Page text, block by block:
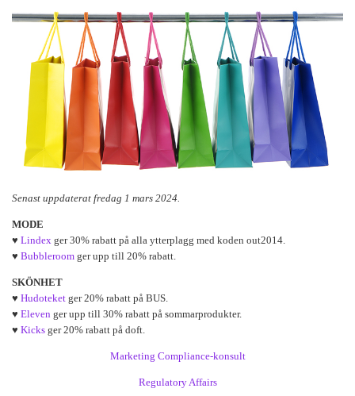
Senast uppdaterat fredag 1 mars 2024.
MODE
♥ Lindex ger 30% rabatt på alla ytterplagg med koden out2014.
♥ Bubbleroom ger upp till 20% rabatt.
SKÖNHET
♥ Hudoteket ger 20% rabatt på BUS.
♥ Eleven ger upp till 30% rabatt på sommarprodukter.
♥ Kicks ger 20% rabatt på doft.
Marketing Compliance-konsult
Regulatory Affairs